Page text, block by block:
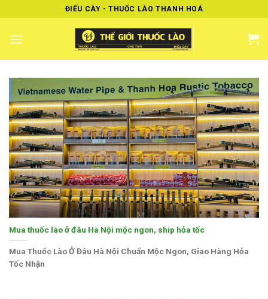
to
content
ĐIẾU CÀY - THUỐC LÀO THANH HOÁ
Mua thuốc lào ở đâu Hà Nội mộc ngon, ship hỏa tốc
Mua Thuốc Lào Ở Đâu Hà Nội Chuẩn Mộc Ngon, Giao Hàng Hỏa
Tốc Nhận